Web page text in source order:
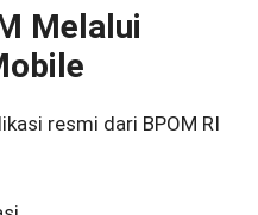
Melalui
resmi dari BPOM RI